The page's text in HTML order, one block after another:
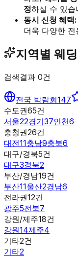
정하실 수 있습
동시 신청 혜택:
더욱 다양한
지역별 웨
검색결과 0건
전국 박람회147
수도권65건
서울22경기37인천6
충청권26건
대전11충남9충북6
대구/경북5건
대구3경북2
부산/경남19건
부산11울산2경남6
전라권12건
광주5전북7
강원/제주18건
강원14제주4
기타2건
기타2